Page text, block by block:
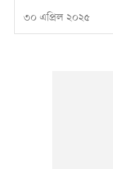
৩০ এপ্রিল ২০২৫